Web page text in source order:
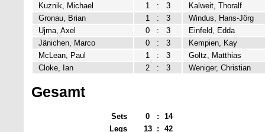
Kuznik, Michael
1 : 3
Kalweit, Thoralf
Gronau, Brian
1 : 3
Windus, Hans-Jörg
Ujma, Axel
0 : 3
Einfeld, Edda
Jänichen, Marco
0 : 3
Kempien, Kay
McLean, Paul
1 : 3
Goltz, Matthias
Cloke, Ian
2 : 3 Weniger, Christian
Gesamt
Sets 0 :
14
Legs
13 :
42